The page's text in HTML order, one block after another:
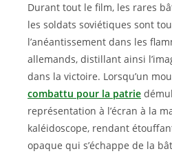
Durant tout le film, les rares
les soldats soviétiques sont
l’anéantissement dans les
allemands, distillant ainsi
dans la victoire. Lorsqu’un
combattu pour la patrie
représentation à l’écran à la
kaléidoscope, rendant
opaque qui s’échappe de la